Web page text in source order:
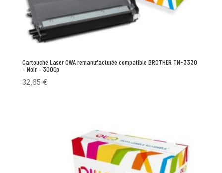
Cartouche Laser OWA remanufacturée compatible BROTHER TN-3330
– Noir – 3000p
32,65 €